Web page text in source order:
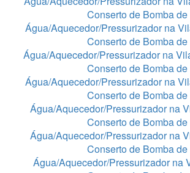
Conserto de Bomba de
Água/Aquecedor/Pressurizador na
Conserto de Bomba de
Água/Aquecedor/Pressurizador na
Conserto de Bomba de
Água/Aquecedor/Pressurizador na
Conserto de Bomba de
Água/Aquecedor/Pressurizador na
Conserto de Bomba de
Água/Aquecedor/Pressurizador na
Conserto de Bomba de
Água/Aquecedor/Pressurizador na